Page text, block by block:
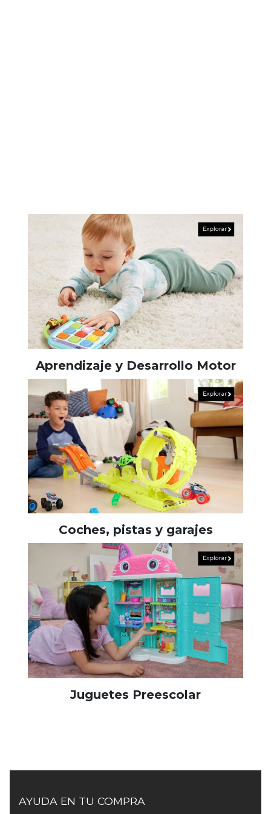
Aprendizaje y Desarrollo Motor
Coches, pistas y garajes
Juguetes Preescolar
AYUDA EN TU COMPRA